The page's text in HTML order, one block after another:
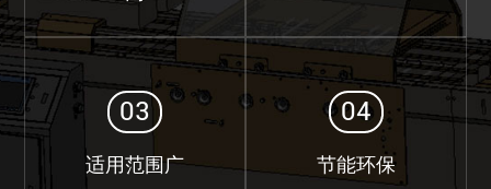
03
适用范围广
04
节能环保